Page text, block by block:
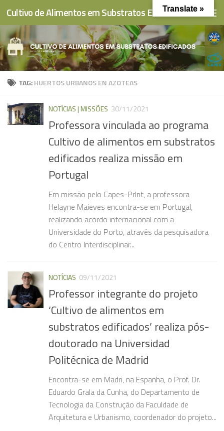
Skip to content Cultivo de Alimentos em Substratos Edificados
TAG:HUERTOS URBANOS EN AZOTEAS
NOTÍCIAS | MISSÕES 30/11/2021
Professora vinculada ao programa
Cultivo de alimentos em substratos
edificados realiza missão em
Portugal
Em missão pelo Capes-PrInt, a professora
Helayne Maieves encontra-se em Portugal,
realizando acordo internacional com a
Universidade do Porto, através da pesquisadora
do Centro Interdisciplinar...
NOTÍCIAS 09/11/2021
Professor integrante do projeto
‘Cultivo de alimentos em
substratos edificados’ realiza pós-
doutorado na Universidad
Politécnica de Madrid
Encontra-se em Madri, na Espanha, o Prof. Dr.
Eduardo Grala da Cunha, do Departamento de
Tecnologia da Construção da Faculdade de
Arquitetura e Urbanismo, coordenador do projeto...
Translate »